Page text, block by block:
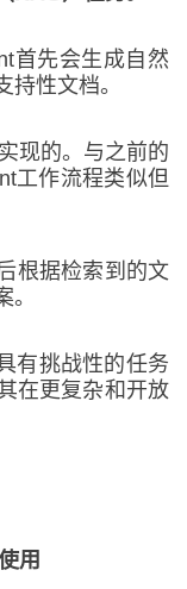
首先会生成自然
性文档。
现的。与之前的
工作流程类似但
根据检索到的文
有挑战性的任务
在更复杂和开放
用